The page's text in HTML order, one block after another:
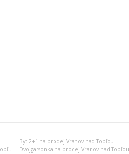
Byt 2+1 na prodej Vranov nad Topľou
Byt 5+1 a větší na prodej Vranov nad Topľou Dvojgarsonka na prodej Vranov nad Topľou